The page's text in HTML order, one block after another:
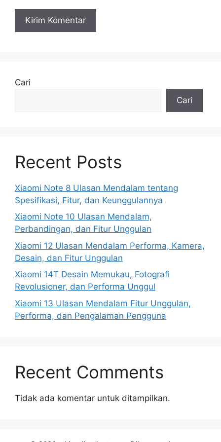
Cari
Cari
Recent Posts
Xiaomi Note 8 Ulasan Mendalam tentang
Spesifikasi, Fitur, dan Keunggulannya
Xiaomi Note 10 Ulasan Mendalam,
Perbandingan, dan Fitur Unggulan
Xiaomi 12 Ulasan Mendalam Performa, Kamera,
Desain, dan Fitur Unggulan
Xiaomi 14T Desain Memukau, Fotografi
Revolusioner, dan Performa Unggul
Xiaomi 13 Ulasan Mendalam Fitur Unggulan,
Performa, dan Pengalaman Pengguna
Recent Comments
Tidak ada komentar untuk ditampilkan.